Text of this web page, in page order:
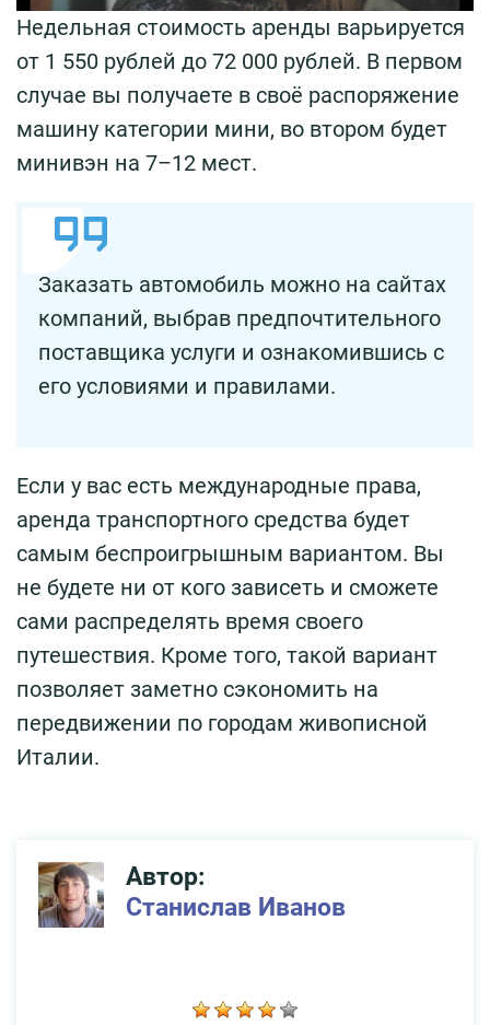
Недельная стоимость аренды варьируется
от 1 550 рублей до 72 000 рублей. В первом
случае вы получаете в своё распоряжение
машину категории мини, во втором будет
минивэн на 7–12 мест.
Заказать автомобиль можно на сайтах
компаний, выбрав предпочтительного
поставщика услуги и ознакомившись с
его условиями и правилами.
Если у вас есть международные права,
аренда транспортного средства будет
самым беспроигрышным вариантом. Вы
не будете ни от кого зависеть и сможете
сами распределять время своего
путешествия. Кроме того, такой вариант
позволяет заметно сэкономить на
передвижении по городам живописной
Италии.
Автор:
Станислав Иванов